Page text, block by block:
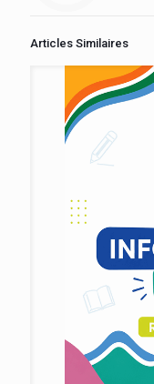
Articles Similaires